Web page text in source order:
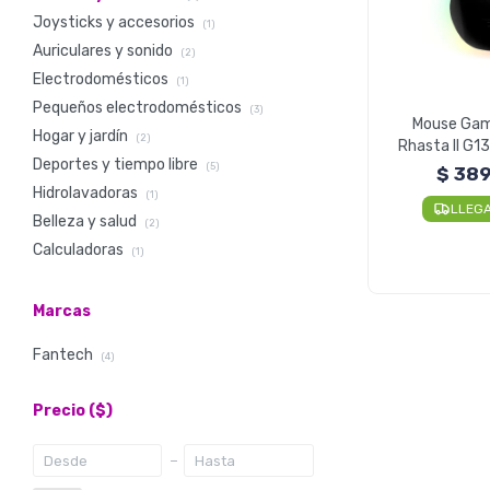
Mouse
Rhasta II
Cable
$
Joysticks y accesorios (1)
Auriculares y sonido (2)
Electrodomésticos (1)
Pequeños electrodomésticos (3)
Hogar y jardín (2)
Deportes y tiempo libre (5)
Hidrolavadoras (1)
Belleza y salud (2)
Calculadoras (1)
Marcas
Fantech (4)
Precio ($)